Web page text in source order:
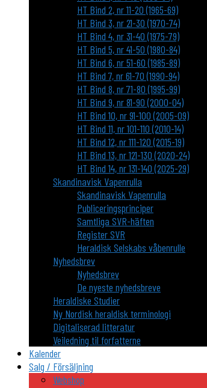
HT Bind 2, nr 11-20 (1965-69)
HT Bind 3, nr 21-30 (1970-74)
HT Bind 4, nr 31-40 (1975-79)
HT Bind 5, nr 41-50 (1980-84)
HT Bind 6, nr 51-60 (1985-89)
HT Bind 7, nr 61-70 (1990-94)
HT Bind 8, nr 71-80 (1995-99)
HT Bind 9, nr 81-90 (2000-04)
HT Bind 10, nr 91-100 (2005-09)
HT Bind 11, nr 101-110 (2010-14)
HT Bind 12, nr 111-120 (2015-19)
HT Bind 13, nr 121-130 (2020-24)
HT Bind 14, nr 131-140 (2025-29)
Skandinavisk Vapenrulla
Skandinavisk Vapenrulla
Publiceringsprinciper
Samtliga SVR-häften
Register SVR
Heraldisk Selskabs våbenrulle
Nyhedsbrev
Nyhedsbrev
De nyeste nyhedsbreve
Heraldiske Studier
Ny Nordisk heraldisk terminologi
Digitaliserad litteratur
Veiledning til forfatterne
Kalender
Salg / Försäljning
Webshop